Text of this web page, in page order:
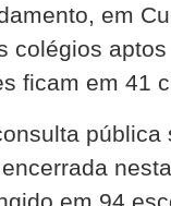
em
colégios
ficam em 41
pública